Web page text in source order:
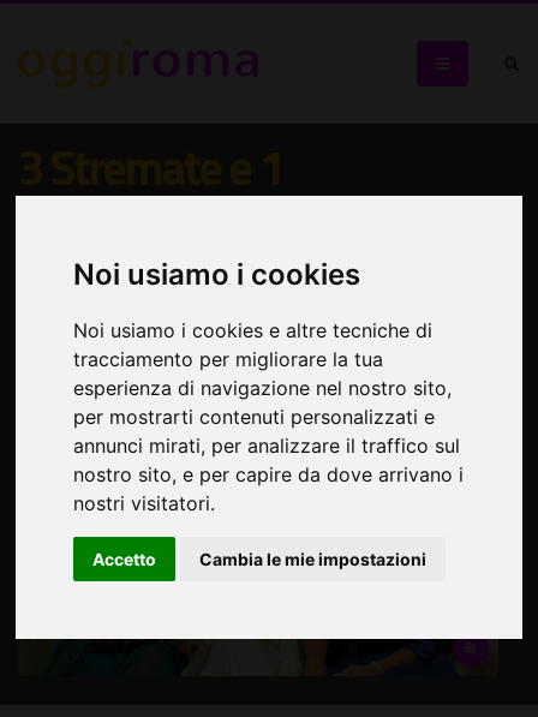
Noi usiamo i cookies
Noi usiamo i cookies e altre tecniche di
tracciamento per migliorare la tua
esperienza di navigazione nel nostro sito,
per mostrarti contenuti personalizzati e
annunci mirati, per analizzare il traffico sul
nostro sito, e per capire da dove arrivano i
nostri visitatori.
Accetto Cambia le mie impostazioni
Maggiordomo
Quarto episodio della serie teatrale campione d'incasso